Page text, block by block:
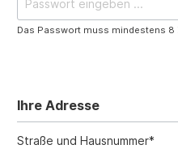
Das Passwort muss mindestens 8
Ihre Adresse
Straße und Hausnummer*